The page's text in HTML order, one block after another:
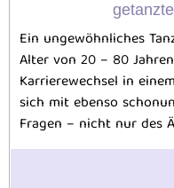
Ein ungewöhnliches
Alter von 20 – 80
Karrierewechsel in
sich mit ebenso
Fragen – nicht nur des